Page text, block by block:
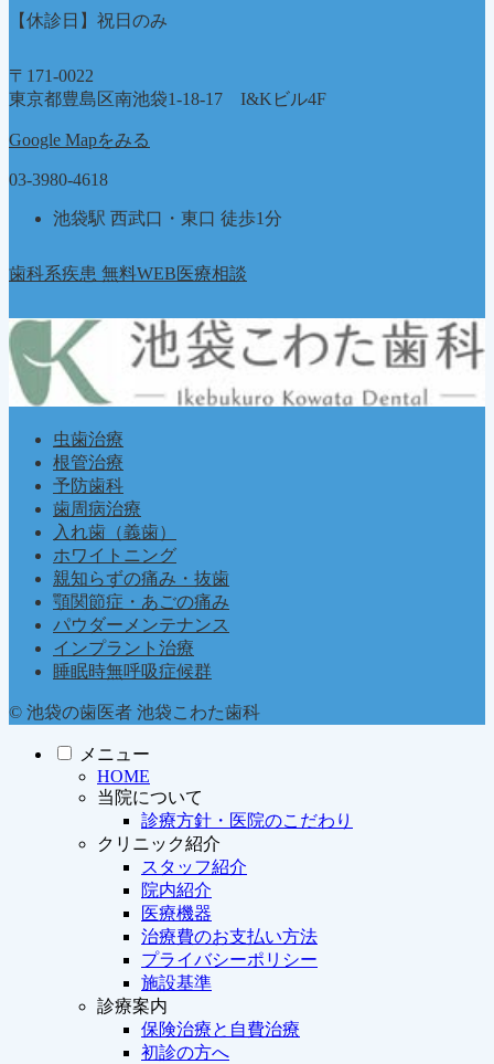
【休診日】祝日のみ
〒171-0022
東京都豊島区南池袋1-18-17 I&Kビル4F
Google Mapをみる
03-3980-4618
池袋駅 西武口・東口 徒歩1分
歯科系疾患 無料WEB医療相談
虫歯治療
根管治療
予防歯科
歯周病治療
入れ歯（義歯）
ホワイトニング
親知らずの痛み・抜歯
顎関節症・あごの痛み
パウダーメンテナンス
インプラント治療
睡眠時無呼吸症候群
© 池袋の歯医者 池袋こわた歯科
メニュー
HOME
当院について
診療方針・医院のこだわり
クリニック紹介
スタッフ紹介
院内紹介
医療機器
治療費のお支払い方法
プライバシーポリシー
施設基準
診療案内
保険治療と自費治療
初診の方へ